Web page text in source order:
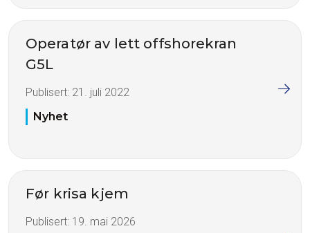
Operatør av lett offshorekran
G5L
Publisert: 21. juli 2022
Nyhet
Før krisa kjem
Publisert: 19. mai 2026